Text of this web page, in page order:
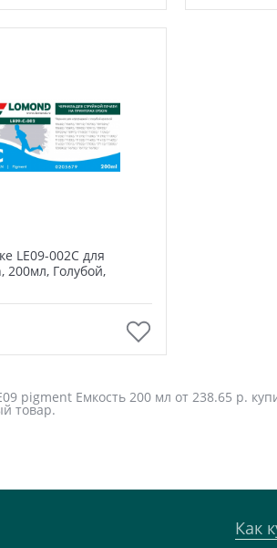
LE09-002С для
200мл, Голубой,
pigment Емкость 200 мл от 238.65 р.
товар.
Как